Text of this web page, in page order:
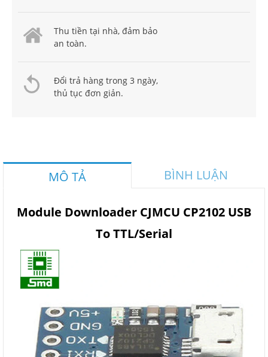
Thu tiền tại nhà, đảm bảo
an toàn.
Đổi trả hàng trong 3 ngày,
thủ tục đơn giản.
MÔ TẢ BÌNH LUẬN
Module Downloader CJMCU CP2102 USB
To TTL/Serial